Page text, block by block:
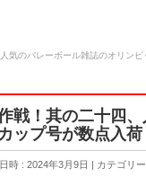
気のバレーボール雑誌のオリン
戦！其の二十四
ップ号が数点入荷
時 : 2024年3月9日 カテゴリ